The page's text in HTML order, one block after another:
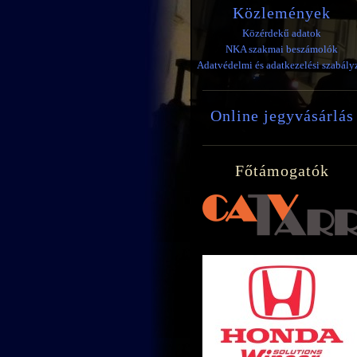
Közlemények
Közérdekű adatok
NKA szakmai beszámolók
Adatvédelmi és adatkezelési
Online jegyvásárlás
Főtámogatók